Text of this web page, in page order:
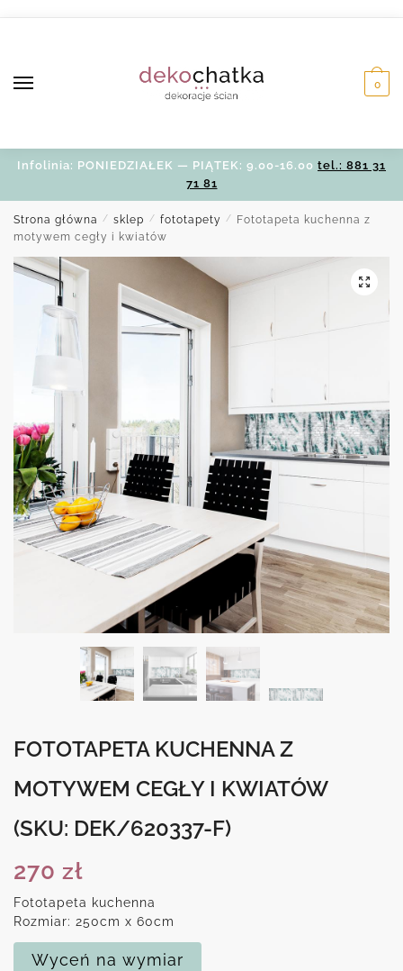
0
Infolinia: PONIEDZIAŁEK — PIĄTEK: 9.00-16.00 tel.: 881 31
71 81
Strona główna / sklep / fototapety /
Fototapeta kuchenna z
motywem cegły i kwiatów
FOTOTAPETA KUCHENNA Z
MOTYWEM CEGŁY I KWIATÓW
(SKU: DEK/620337-F)
270 zł
Fototapeta kuchenna
Rozmiar: 250cm x 60cm
Wyceń na wymiar